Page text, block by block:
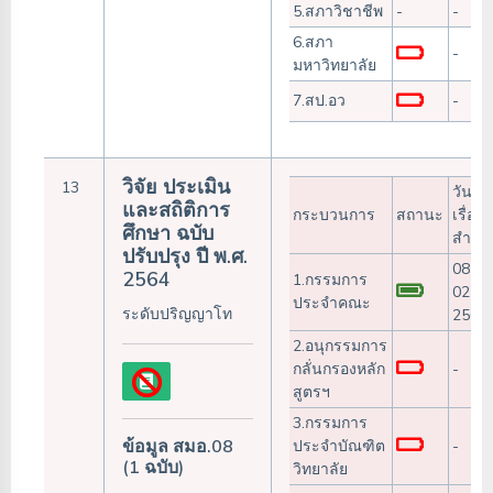
5.สภาวิชาชีพ -
-
6.สภา
มหาวิทยาลัย
-
7.สป.อว -
13
วิจัย ประเมิน
และสถิติการ
ศึกษา ฉบับ
ปรับปรุง ปี พ.ศ.
2564
ระดับปริญญาโท
ข้อมูล สมอ.08
(1 ฉบับ)
กระบวนการ สถานะ
วันรับ
เรื่อง/
สำเร็
1.กรรมการ
ประจำคณะ
08-
02-
2568
2.อนุกรรมการ
กลั่นกรองหลัก
สูตรฯ
-
3.กรรมการ
ประจำบัณฑิต
วิทยาลัย
-